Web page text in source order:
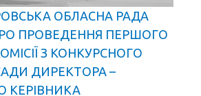
ОБЛАСНА РАДА
ПРОВЕДЕННЯ ПЕРШОГО
З КОНКУРСНОГО
ДИРЕКТОРА –
КЕРІВНИКА